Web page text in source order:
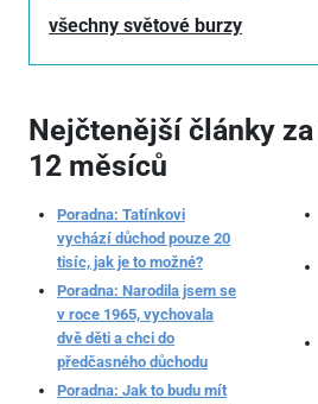
všechny světové burzy
Nejčtenější články
12 měsíců
Poradna: Tatínkovi
vychází důchod pouze 20
tisíc, jak je to možné?
Poradna: Narodila jsem se
v roce 1965, vychovala
dvě děti a chci do
předčasného důchodu
Poradna: Jak to budu mít